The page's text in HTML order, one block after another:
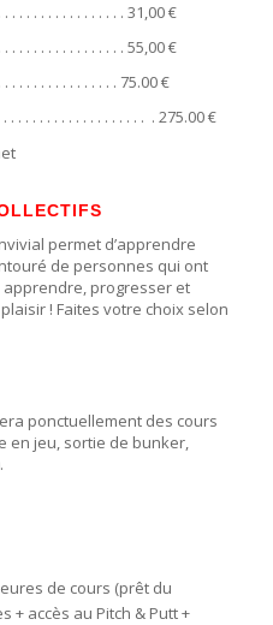
. . . . . . . . . . . . . . . 31,00 €
. . . . . . . . . . . . . . . 55,00 €
. . . . . . . . . . . . . . . 75.00 €
. . . . . . . . . . . . . . . . . . 275.00 €
permet d’apprendre
de personnes qui ont
progresser et
! Faites votre choix selon
ponctuellement des cours
en jeu, sortie de bunker,
de cours (prêt du
+ accès au Pitch & Putt +